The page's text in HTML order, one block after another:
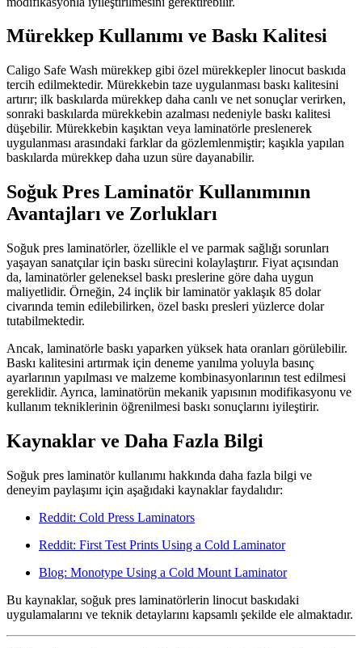
Mürekkep Kullanımı ve Baskı Kalitesi
Caligo Safe Wash mürekkep gibi özel mürekkepler linocut baskıda
tercih edilmektedir. Mürekkebin taze uygulanması baskı kalitesini
artırır; ilk baskılarda mürekkep daha canlı ve net sonuçlar verirken,
sonraki baskılarda mürekkebin azalması nedeniyle baskı kalitesi
düşebilir. Mürekkebin kaşıktan veya laminatörle preslenerek
uygulanması arasındaki farklar da gözlemlenmiştir; kaşıkla yapılan
baskılarda mürekkep daha uzun süre dayanabilir.
Soğuk Pres Laminatör Kullanımının
Avantajları ve Zorlukları
Soğuk pres laminatörler, özellikle el ve parmak sağlığı sorunları
yaşayan sanatçılar için baskı sürecini kolaylaştırır. Fiyat açısından
da, laminatörler geleneksel baskı preslerine göre daha uygun
maliyetlidir. Örneğin, 24 inçlik bir laminatör yaklaşık 85 dolar
civarında temin edilebilirken, özel baskı presleri yüzlerce dolar
tutabilmektedir.
Ancak, laminatörle baskı yaparken yüksek hata oranları görülebilir.
Baskı kalitesini artırmak için deneme yanılma yoluyla basınç
ayarlarının yapılması ve malzeme kombinasyonlarının test edilmesi
gereklidir. Ayrıca, laminatörün mekanik yapısının modifikasyonu ve
kullanım tekniklerinin öğrenilmesi baskı sonuçlarını iyileştirir.
Kaynaklar ve Daha Fazla Bilgi
Soğuk pres laminatör kullanımı hakkında daha fazla bilgi ve
deneyim paylaşımı için aşağıdaki kaynaklar faydalıdır:
Reddit: Cold Press Laminators
Reddit: First Test Prints Using a Cold Laminator
Blog: Monotype Using a Cold Mount Laminator
Bu kaynaklar, soğuk pres laminatörlerin linocut baskıdaki
uygulamalarını ve teknik detaylarını kapsamlı şekilde ele almaktadır.